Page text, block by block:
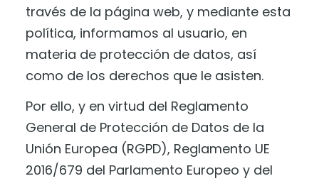
través de la página web, y mediante esta
política, informamos al usuario, en
materia de protección de datos, así
como de los derechos que le asisten.
Por ello, y en virtud del Reglamento
General de Protección de Datos de la
Unión Europea (RGPD), Reglamento UE
2016/679 del Parlamento Europeo y del